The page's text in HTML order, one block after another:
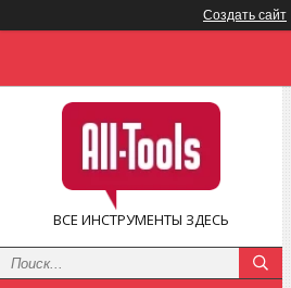
Создать сайт
ВСЕ ИНСТРУМЕНТЫ ЗДЕСЬ